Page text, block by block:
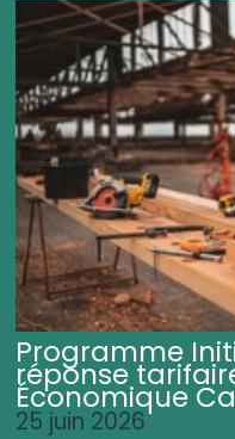
Programme
réponse
Économique
25 juin 2026